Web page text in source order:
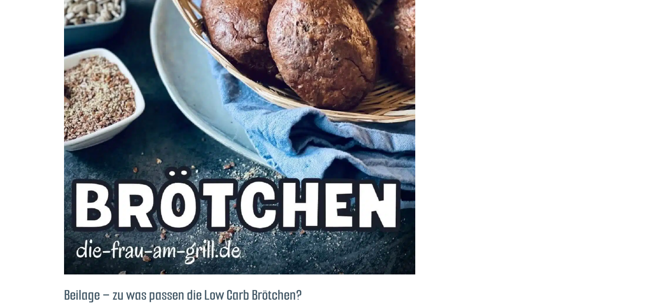
Beilage – zu was passen die Low Carb Brötchen?